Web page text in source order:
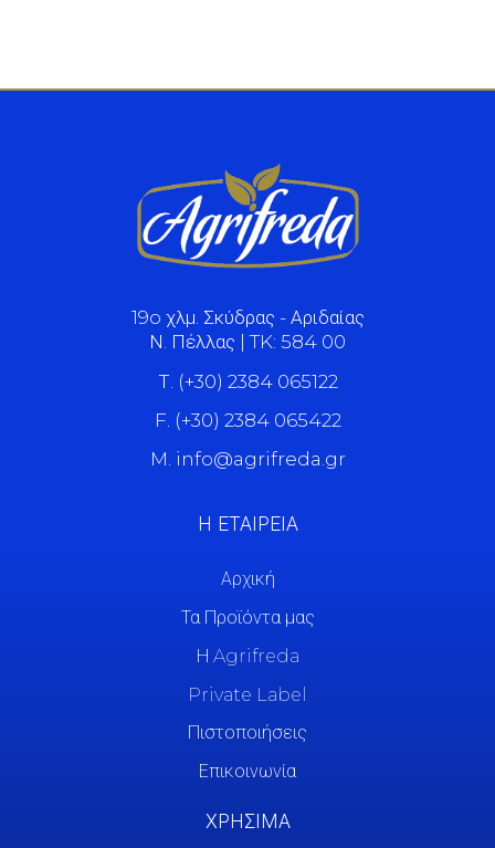
19o χλμ. Σκύδρας - Αριδαίας
Ν. Πέλλας | TK: 584 00
Τ. (+30) 2384 065122
F. (+30) 2384 065422
M. info@agrifreda.gr
Η ΕΤΑΙΡΕΙΑ
Αρχική
Τα Προϊόντα μας
Η Agrifreda
Private Label
Πιστοποιήσεις
Επικοινωνία
ΧΡΗΣΙΜΑ